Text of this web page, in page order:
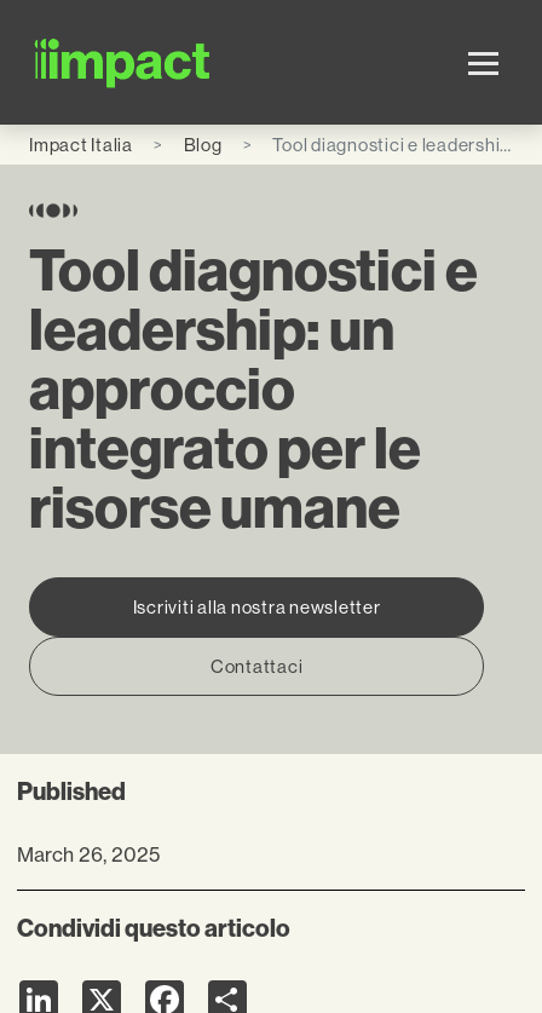
Impact Italia Blog Tool diagnostici e leadership: un approccio integrato per le risorse umane
Tool diagnostici e
leadership: un
approccio
integrato per le
risorse umane
Iscriviti alla nostra newsletter
Contattaci
Published
March 26, 2025
Condividi questo articolo
LinkedIn Facebook